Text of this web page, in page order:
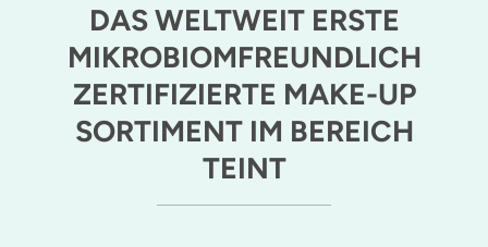
DAS WELTWEIT ERSTE
MIKROBIOMFREUNDLICH
ZERTIFIZIERTE MAKE-UP
SORTIMENT IM BEREICH
TEINT